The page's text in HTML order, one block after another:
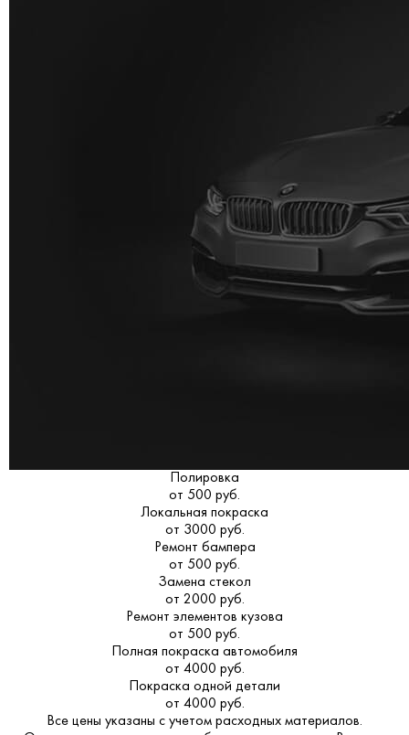
Полировка
от 500 руб.
Локальная покраска
от 3000 руб.
Ремонт бампера
от 500 руб.
Замена стекол
от 2000 руб.
Ремонт элементов кузова
от 500 руб.
Полная покраска автомобиля
от 4000 руб.
Покраска одной детали
от 4000 руб.
Все цены указаны с учетом расходных материалов.